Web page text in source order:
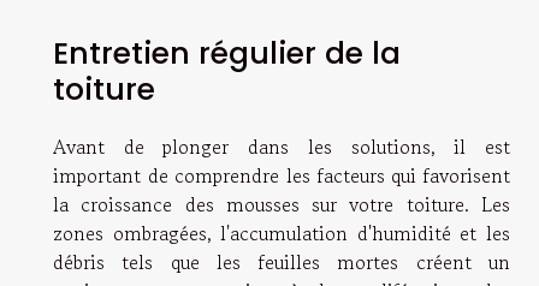
Entretien régulier de la
toiture
Avant de plonger dans les solutions, il est
important de comprendre les facteurs qui favorisent
la croissance des mousses sur votre toiture. Les
zones ombragées, l'accumulation d'humidité et les
débris tels que les feuilles mortes créent un